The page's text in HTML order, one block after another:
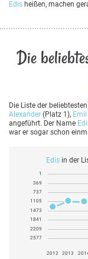
Edis heißen, machen
Die
Die Liste der
Alexander (Platz 1), Emil
angeführt. Der Name
war er sogar schon
Edisin der
1
369
737
1105
1473
1841
2209
2577
2012 2013